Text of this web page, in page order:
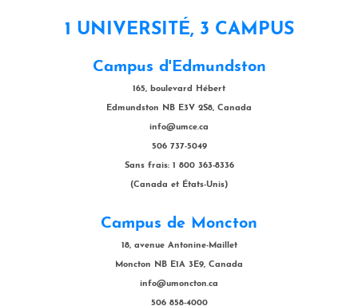
1 UNIVERSITÉ, 3 CAMPUS
Campus d'Edmundston
165, boulevard Hébert
Edmundston NB E3V 2S8, Canada
info@umce.ca
506 737-5049
Sans frais: 1 800 363-8336
(Canada et États-Unis)
Campus de Moncton
18, avenue Antonine-Maillet
Moncton NB E1A 3E9, Canada
info@umoncton.ca
506 858-4000